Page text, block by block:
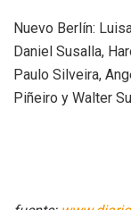
Nuevo Berlín:
Daniel Susalla,
Paulo Silveira,
Piñeiro y Walter